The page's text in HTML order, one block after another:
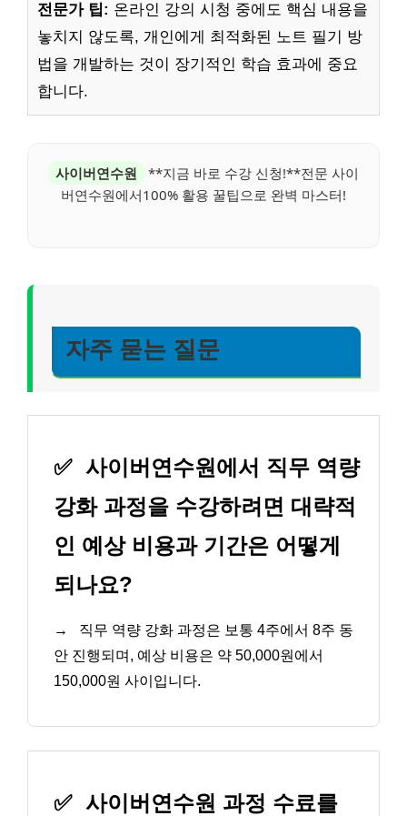
전문가 팁: 온라인 강의 시청 중에도 핵심 내용을
놓치지 않도록, 개인에게 최적화된 노트 필기 방
법을 개발하는 것이 장기적인 학습 효과에 중요
합니다.
사이버연수원
**지금 바로 수강 신청!**전문 사이
버연수원에서100% 활용 꿀팁으로 완벽 마스터!
자주 묻는 질문
✅ 사이버연수원에서 직무 역량
강화 과정을 수강하려면 대략적
인 예상 비용과 기간은 어떻게
되나요?
→
직무 역량 강화 과정은 보통 4주에서 8주 동
안 진행되며, 예상 비용은 약 50,000원에서
150,000원 사이입니다.
✅ 사이버연수원 과정 수료를